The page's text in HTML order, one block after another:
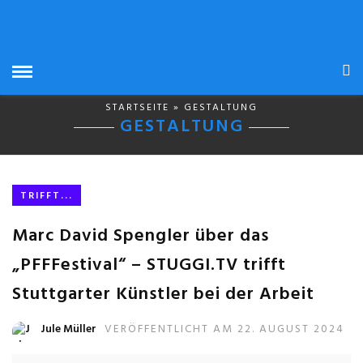
STARTSEITE » GESTALTUNG
GESTALTUNG
TRIFFT...
Marc David Spengler über das
„PFFFestival“ – STUGGI.TV trifft
Stuttgarter Künstler bei der Arbeit
Jule Müller VERÖFFENTLICHT AM 22. AUGUST 2024